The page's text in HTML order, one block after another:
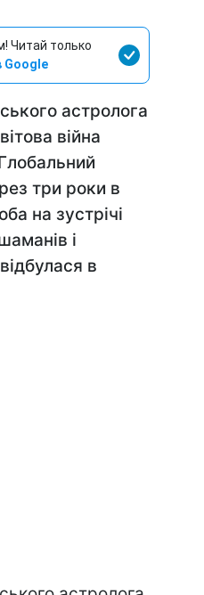
Читай только
Google
астролога
війна
три роки в
на зустрічі
і
в